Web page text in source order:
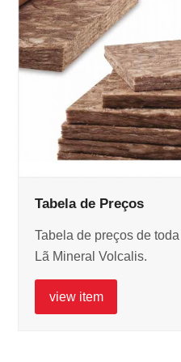
Tabela de Preços
Tabela de preços de
Lã Mineral Volcalis.
view item